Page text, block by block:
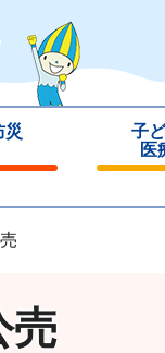
災
子
医
じ
売